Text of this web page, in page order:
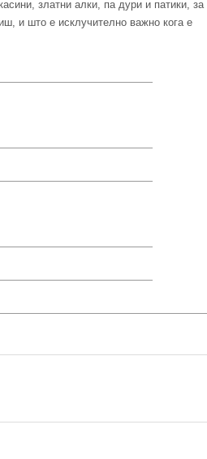
златни алки, па дури и патики, за
и што е исклучително важно кога е